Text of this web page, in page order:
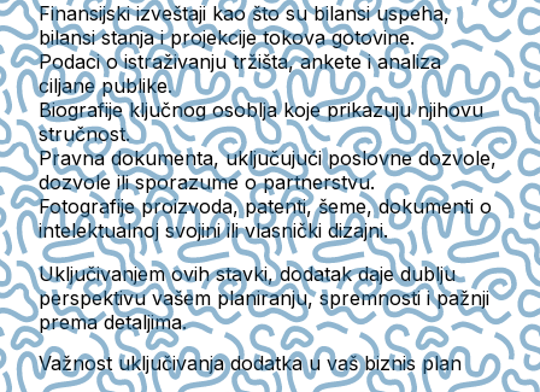
Finansijski izveštaji kao što su bilansi uspeha,
bilansi stanja i projekcije tokova gotovine.
Podaci o istraživanju tržišta, ankete i analiza
ciljane publike.
Biografije ključnog osoblja koje prikazuju njihovu
stručnost.
Pravna dokumenta, uključujući poslovne dozvole,
dozvole ili sporazume o partnerstvu.
Fotografije proizvoda, patenti, šeme, dokumenti o
intelektualnoj svojini ili vlasnički dizajni.
Uključivanjem ovih stavki, dodatak daje dublju
perspektivu vašem planiranju, spremnosti i pažnji
prema detaljima.
Važnost uključivanja dodatka u vaš biznis plan